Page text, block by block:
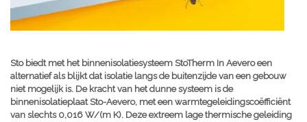
Sto biedt met het binnenisolatiesysteem StoTherm In Aevero een
alternatief als blijkt dat isolatie langs de buitenzijde van een gebouw
niet mogelijk is. De kracht van het dunne systeem is de
binnenisolatieplaat Sto-Aevero, met een warmtegeleidingscoëfficiënt
van slechts 0,016 W/(m K). Deze extreem lage thermische geleiding